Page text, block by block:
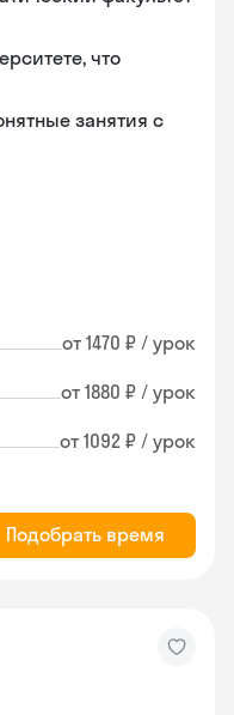
что
занятия с
от 1470 ₽ / урок
от 1880 ₽ / урок
от 1092 ₽ / урок
Подобрать время